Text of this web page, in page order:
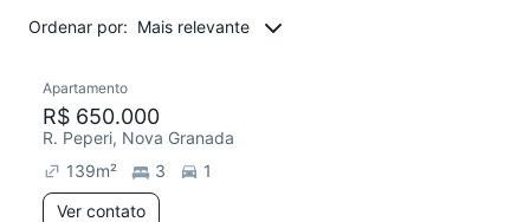
Ordenar por: Mais relevante
Redecorar
Apartamento
R$ 650.000
R. Peperi, Nova Granada
139m² 3
1
Ver contato